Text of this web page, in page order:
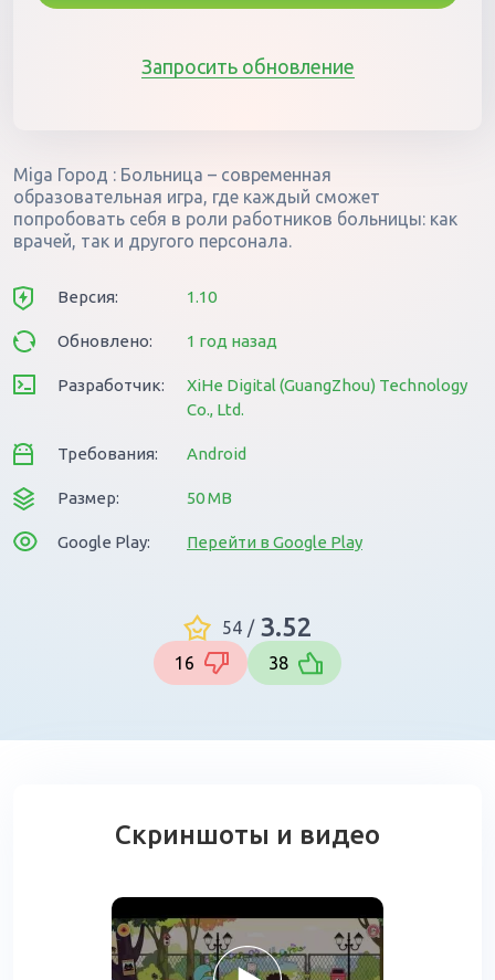
Запросить обновление
Miga Город : Больница – современная
образовательная игра, где каждый сможет
попробовать себя в роли работников больницы: как
врачей, так и другого персонала.
Версия: 1.10
Обновлено: 1 год назад
Разработчик:
XiHe Digital (GuangZhou) Technology
Co., Ltd.
Требования: Android
Размер: 50 MB
Google Play: Перейти в Google Play
54 / 3.52
16 38
Скриншоты и видео